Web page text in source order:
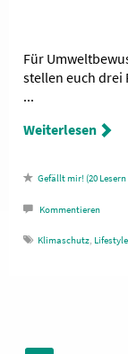
Für
stellen euch drei
...
Weiterlesen
20
Kommentieren
Klimaschutz, Lifestyle